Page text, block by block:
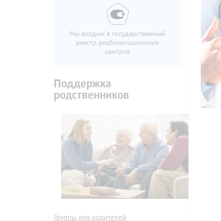
Мы входим в государственный
реестр реабилитационных
центров
Поддержка
родственников
Группы для родителей